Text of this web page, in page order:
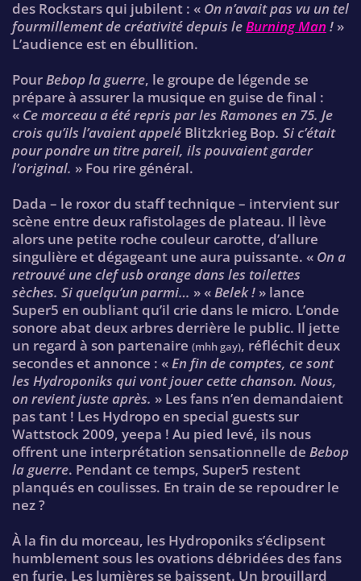
des Rockstars qui jubilent : « On n’avait pas vu un tel
fourmillement de créativité depuis le Burning Man! »
L’audience est en ébullition.
PourBebop la guerre, le groupe de légende se
prépare à assurer la musique en guise de final :
« Ce morceau a été repris par les Ramones en 75. Je
crois qu’ils l’avaient appelé Blitzkrieg Bop. Si c’était
pour pondre un titre pareil, ils pouvaient garder
l’original. » Fou rire général.
Dada – le roxor du staff technique – intervient sur
scène entre deux rafistolages de plateau. Il lève
alors une petite roche couleur carotte, d’allure
singulière et dégageant une aura puissante. « On a
retrouvé une clef usb orange dans les toilettes
sèches. Si quelqu’un parmi… » «Belek ! » lance
Super5 en oubliant qu’il crie dans le micro. L’onde
sonore abat deux arbres derrière le public. Il jette
un regard à son partenaire (mhh gay), réfléchit deux
secondes et annonce : «En fin de comptes, ce sont
les Hydroponiks qui vont jouer cette chanson. Nous,
on revient juste après. » Les fans n’en demandaient
pas tant ! Les Hydropo en special guests sur
Wattstock 2009, yeepa ! Au pied levé, ils nous
offrent une interprétation sensationnelle de Bebop
la guerre. Pendant ce temps, Super5 restent
planqués en coulisses. En train de se repoudrer le
nez ?
À la fin du morceau, les Hydroponiks s’éclipsent
humblement sous les ovations débridées des fans
en furie. Les lumières se baissent. Un brouillard